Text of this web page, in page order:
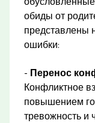
обиды от
представлены
ошибки:
- Перенос
Конфликтное
повышением
тревожность и